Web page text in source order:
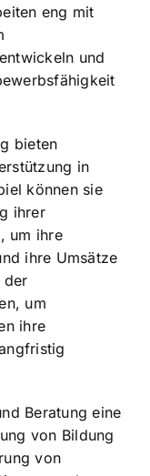
eng mit
und
bieten
in
können sie
ihrer
um ihre
ihre Umsätze
der
um
ihre
Beratung eine
von Bildung
von